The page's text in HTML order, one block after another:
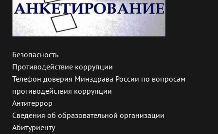
Безопасность
Противодействие коррупции
Телефон доверия Минздрава России по вопросам
противодействия коррупции
Антитеррор
Сведения об образовательной организации
Абитуриенту